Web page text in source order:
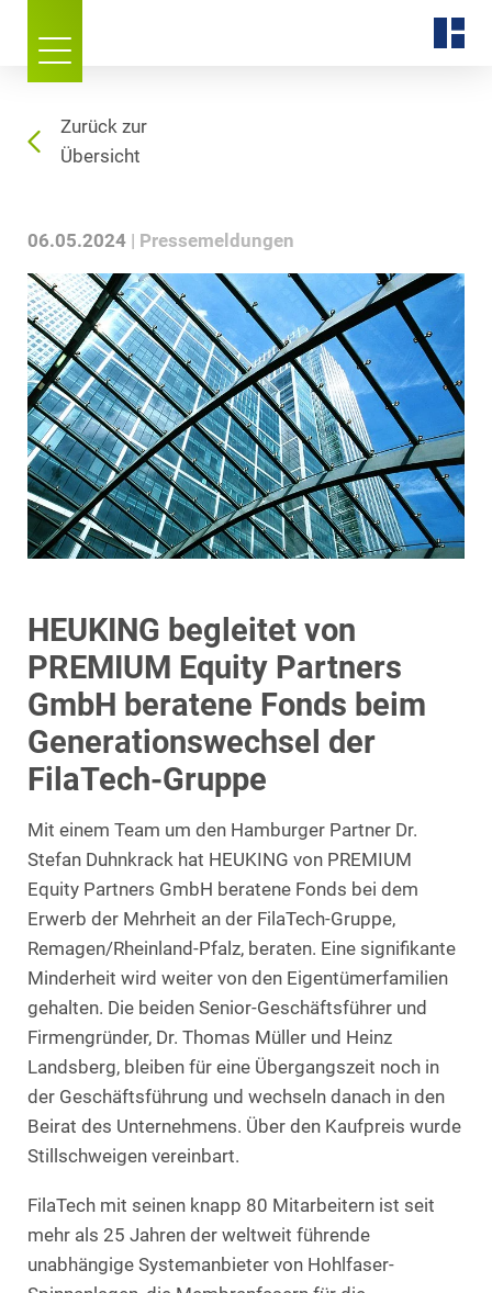
Zurück zur
Übersicht
06.05.2024 Pressemeldungen
HEUKING begleitet von
PREMIUM Equity Partners
GmbH beratene Fonds beim
Generationswechsel der
FilaTech-Gruppe
Mit einem Team um den Hamburger Partner Dr.
Stefan Duhnkrack hat HEUKING von PREMIUM
Equity Partners GmbH beratene Fonds bei dem
Erwerb der Mehrheit an der FilaTech-Gruppe,
Remagen/Rheinland-Pfalz, beraten. Eine signifikante
Minderheit wird weiter von den Eigentümerfamilien
gehalten. Die beiden Senior-Geschäftsführer und
Firmengründer, Dr. Thomas Müller und Heinz
Landsberg, bleiben für eine Übergangszeit noch in
der Geschäftsführung und wechseln danach in den
Beirat des Unternehmens. Über den Kaufpreis wurde
Stillschweigen vereinbart.
FilaTech mit seinen knapp 80 Mitarbeitern ist seit
mehr als 25 Jahren der weltweit führende
unabhängige Systemanbieter von Hohlfaser-